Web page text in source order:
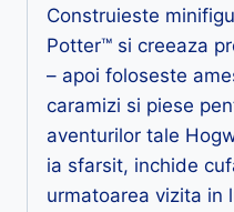
Construieste
Potter™ si creeaza
– apoi foloseste
caramizi si piese
aventurilor tale
ia sfarsit, inchide
urmatoarea vizita in